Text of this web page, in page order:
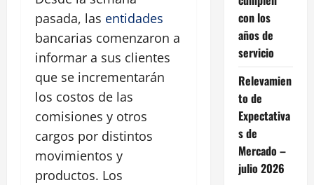
pasada, las entidades
bancarias comenzaron a
informar a sus clientes
que se incrementarán
los costos de las
comisiones y otros
cargos por distintos
movimientos y
productos. Los
con los
años de
servicio
Relevamien
to de
Expectativa
s de
Mercado –
julio 2026